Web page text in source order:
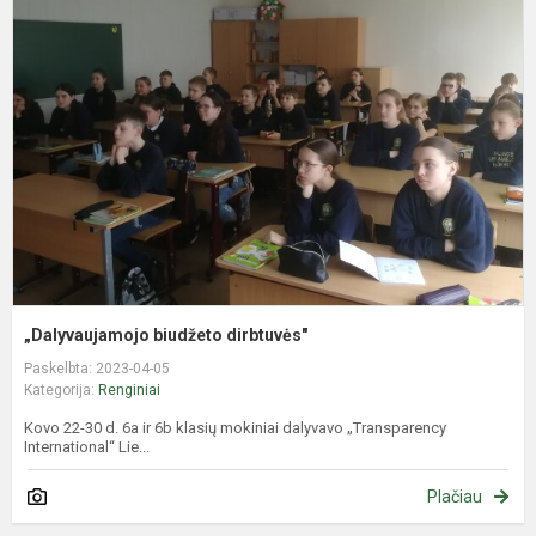
„Dalyvaujamojo biudžeto dirbtuvės"
Paskelbta: 2023-04-05
Kategorija: Renginiai
Kovo 22-30 d. 6a ir 6b klasių mokiniai dalyvavo „Transparency
International“ Lie...
Plačiau